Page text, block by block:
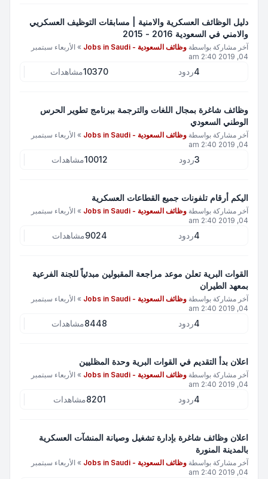
دليل الوظائف العسكرية والامنية | مسابقات التوظيف العسكريي
والامني في السعودية 2016 - 2015
آخر مشاركة بواسطة وظائف السعودية - Jobs in Saudi » الأربعاء سبتمبر
04, 2019 2:40 am
4ردود 10370مشاهدات
وظائف شاغرة بمجال اللغات والترجمة ببرنامج تطوير الحرس
الوطني السعودي
آخر مشاركة بواسطة وظائف السعودية - Jobs in Saudi » الأربعاء سبتمبر
04, 2019 2:40 am
3ردود 10012مشاهدات
اليكم أرقام تلفونات جميع القطاعات العسكرية
آخر مشاركة بواسطة وظائف السعودية - Jobs in Saudi » الأربعاء سبتمبر
04, 2019 2:40 am
4ردود 9024مشاهدات
القوات البرية تعلن موعد مراجعة المقبولين مبدئياً للجنة الفرعية
بمعهد الطيران
آخر مشاركة بواسطة وظائف السعودية - Jobs in Saudi » الأربعاء سبتمبر
04, 2019 2:40 am
4ردود 8448مشاهدات
اعلان بدأ التقديم في القوات البرية وحدة المظليين
آخر مشاركة بواسطة وظائف السعودية - Jobs in Saudi » الأربعاء سبتمبر
04, 2019 2:40 am
4ردود 8201مشاهدات
اعلان وظائف شاغرة بإدارة تشغيل وصيانة المنشآت العسكرية
بالمدينة المنورة
آخر مشاركة بواسطة وظائف السعودية - Jobs in Saudi » الأربعاء سبتمبر
04, 2019 2:40 am